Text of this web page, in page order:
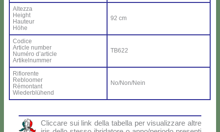
Al­tez­za
Height
Hau­teur
Hö­he
92 cm
Co­di­ce
Ar­ti­cle num­ber
Nu­mé­ro d’ar­ti­cle
Ar­ti­kel­num­mer
TB622
Ri­fio­ren­te
Re­bloo­mer
Ré­mon­tant
Wie­der­blü­hend
No/Non/Nein
Clic­ca­re sui link del­la ta­bel­la per vi­sua­liz­za­re al­tre